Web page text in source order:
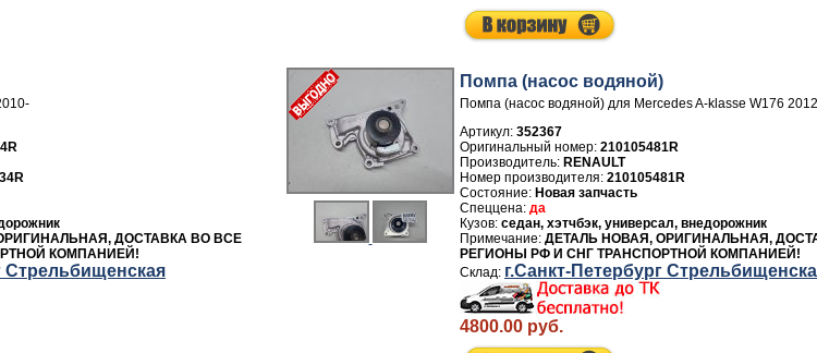
ДОСТАВКА ВО ВСЕ
КОМПАНИЕЙ!
Стрельбищенская
Помпа (насос водяной)
Помпа (насос водяной) для Mercedes A-klasse W176
Артикул: 352367
210105481R
Производитель: RENAULT
Номер производителя: 210105481R
Новая запчасть
да
седан, хэтчбэк, универсал, внедорожник
ДЕТАЛЬ НОВАЯ, ОРИГИНАЛЬНАЯ,
РЕГИОНЫ РФ И СНГ ТРАНСПОРТНОЙ КОМПАНИЕЙ!
г.Санкт-Петербург
4800.00 руб.